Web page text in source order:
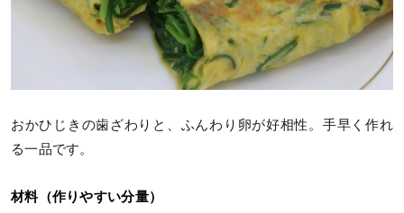
おかひじきの歯ざわりと、ふんわり卵が好相性。手早く作れ
る一品です。
材料（作りやすい分量）